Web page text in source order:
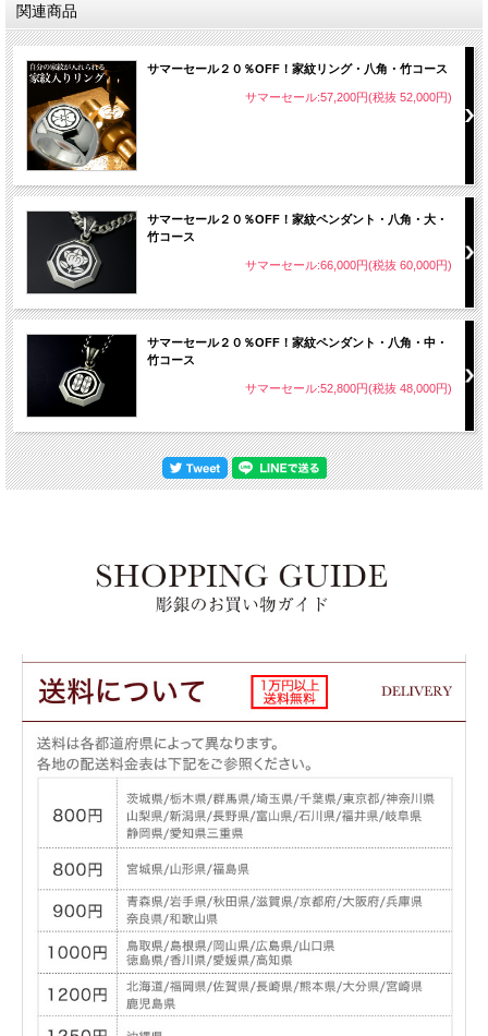
関連商品
サマーセール２０％OFF！家紋リング・八角・竹コース
サマーセール:57,200円(税抜 52,000円)
サマーセール２０％OFF！家紋ペンダント・八角・大・
竹コース
サマーセール:66,000円(税抜 60,000円)
サマーセール２０％OFF！家紋ペンダント・八角・中・
竹コース
サマーセール:52,800円(税抜 48,000円)